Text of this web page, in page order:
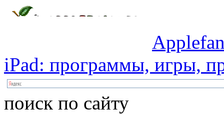
iPad: программы, игры,
поиск по сайту